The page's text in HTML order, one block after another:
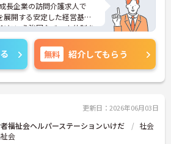
長企業の訪問介護求人で
展開する安定した経営基盤
という強固なチーム体制を
当や年2回の評価面談など、
直結する仕組みが整ってい
休2日制（曜日固定）を採用
マートフォンで完結するた
則なシフトや煩雑な事務作
ォロー体制もあり、介護福
管理者への着実なキャリア
の方に推奨できる環境で
無料 紹介してもらう
更新日：2026年06月03日
福祉会ヘルパーステーションいけだ
社会
会